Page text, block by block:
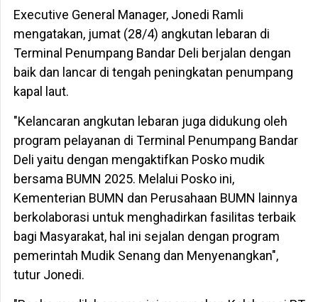
Executive General Manager, Jonedi Ramli
mengatakan, jumat (28/4) angkutan lebaran di
Terminal Penumpang Bandar Deli berjalan dengan
baik dan lancar di tengah peningkatan penumpang
kapal laut.
"Kelancaran angkutan lebaran juga didukung oleh
program pelayanan di Terminal Penumpang Bandar
Deli yaitu dengan mengaktifkan Posko mudik
bersama BUMN 2025. Melalui Posko ini,
Kementerian BUMN dan Perusahaan BUMN lainnya
berkolaborasi untuk menghadirkan fasilitas terbaik
bagi Masyarakat, hal ini sejalan dengan program
pemerintah Mudik Senang dan Menyenangkan",
tutur Jonedi.